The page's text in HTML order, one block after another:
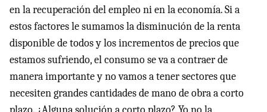
en la recuperación del empleo ni en la economía. Si a
estos factores le sumamos la disminución de la renta
disponible de todos y los incrementos de precios que
estamos sufriendo, el consumo se va a contraer de
manera importante y no vamos a tener sectores que
necesiten grandes cantidades de mano de obra a corto